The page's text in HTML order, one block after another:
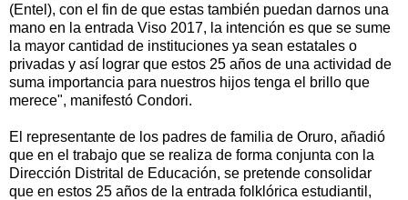
(Entel), con el fin de que estas también puedan darnos una
mano en la entrada Viso 2017, la intención es que se sume
la mayor cantidad de instituciones ya sean estatales o
privadas y así lograr que estos 25 años de una actividad de
suma importancia para nuestros hijos tenga el brillo que
merece", manifestó Condori.
El representante de los padres de familia de Oruro, añadió
que en el trabajo que se realiza de forma conjunta con la
Dirección Distrital de Educación, se pretende consolidar
que en estos 25 años de la entrada folklórica estudiantil,